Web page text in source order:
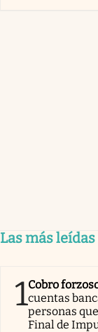
Las más
1Cobro
cuentas
personas
Final de